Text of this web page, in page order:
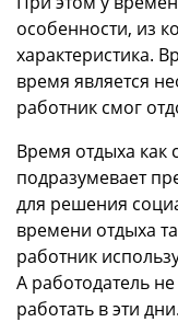
особенности, из
характеристика.
время является
работник смог
Время отдыха как
подразумевает
для решения
времени отдыха
работник
А работодатель
работать в эти дни.